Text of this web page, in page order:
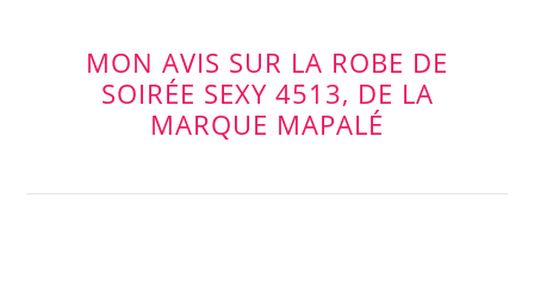
MON AVIS SUR LA ROBE DE
SOIRÉE SEXY 4513, DE LA
MARQUE MAPALÉ